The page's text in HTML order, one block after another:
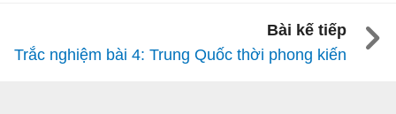
Bài kế tiếp
Trắc nghiệm bài 4: Trung Quốc thời phong kiến